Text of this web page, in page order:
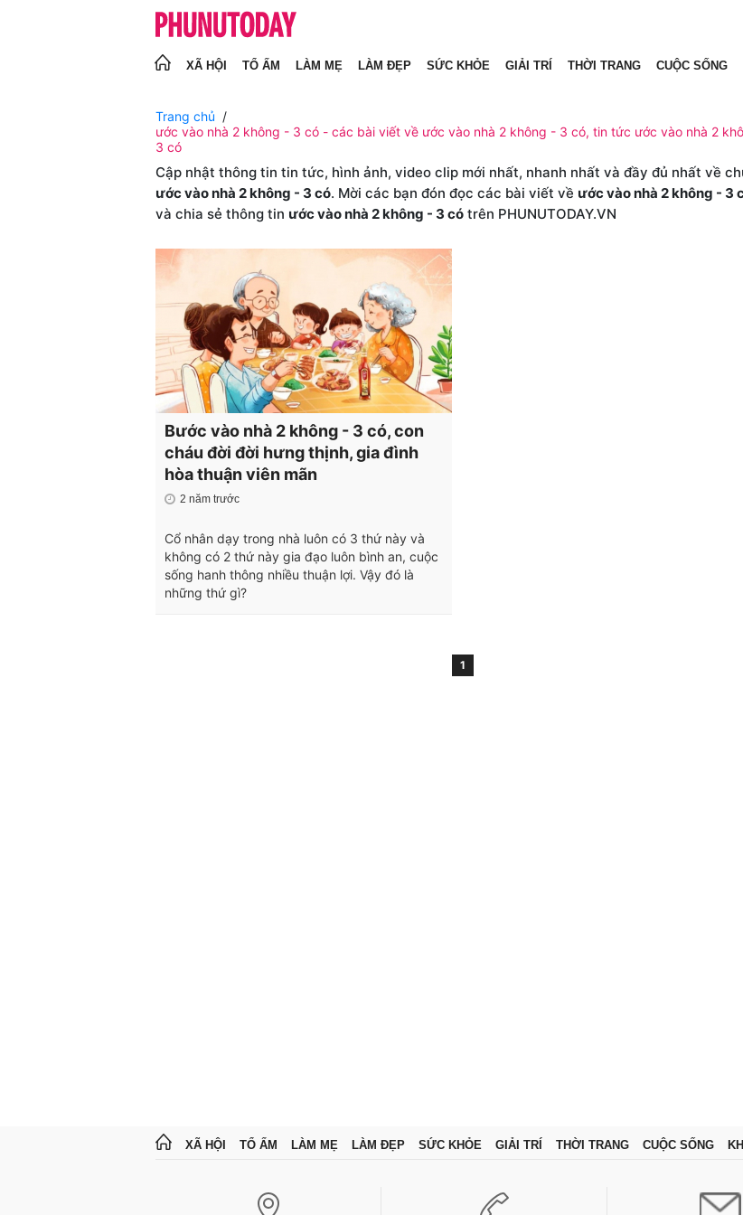
XÃ HỘI TỔ ẤM LÀM MẸ LÀM ĐẸP SỨC KHỎE GIẢI TRÍ THỜI TRANG CUỘC SỐNG
Trang chủ
ước vào nhà 2 không - 3 có - các bài viết về ước vào nhà 2 không - 3 có, tin tức ước vào nhà 2
3 có
Cập nhật thông tin tin tức, hình ảnh, video clip mới nhất, nhanh nhất và đầy đủ nhất về
ước vào nhà 2 không - 3 có. Mời các bạn đón đọc các bài viết về ước vào nhà 2 không - 3
và chia sẻ thông tin ước vào nhà 2 không - 3 có trên PHUNUTODAY.VN
Bước vào nhà 2 không - 3 có, con
cháu đời đời hưng thịnh, gia đình
hòa thuận viên mãn
2 năm trước
Cổ nhân dạy trong nhà luôn có 3 thứ này và
không có 2 thứ này gia đạo luôn bình an, cuộc
sống hanh thông nhiều thuận lợi. Vậy đó là
những thứ gì?
1
XÃ HỘI TỔ ẤM LÀM MẸ LÀM ĐẸP SỨC KHỎE GIẢI TRÍ THỜI TRANG CUỘC SỐNG